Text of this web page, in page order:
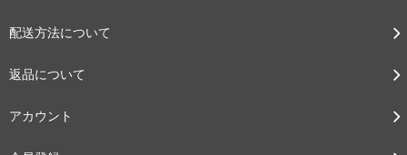
配送方法について
返品について
アカウント